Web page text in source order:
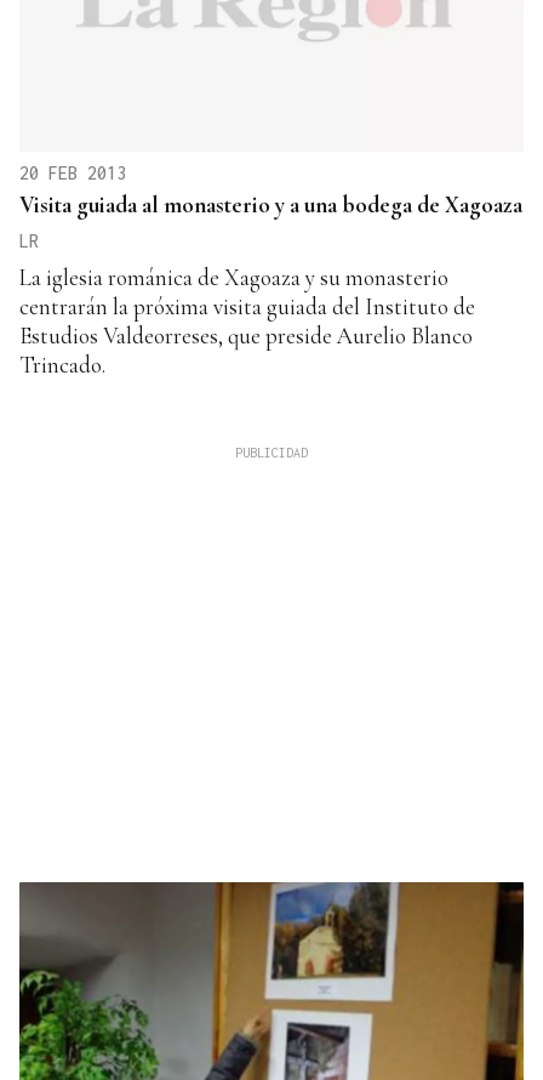
20 FEB 2013
Visita guiada al monasterio y a una bodega de Xagoaza
LR
La iglesia románica de Xagoaza y su monasterio
centrarán la próxima visita guiada del Instituto de
Estudios Valdeorreses, que preside Aurelio Blanco
Trincado.